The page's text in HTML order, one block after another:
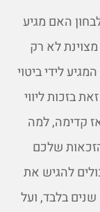
האם מגיע
לא רק
לידי ביטוי
בזכות ליווי
קדימה, למה
שלכם
להגיש את
בלבד, ועל